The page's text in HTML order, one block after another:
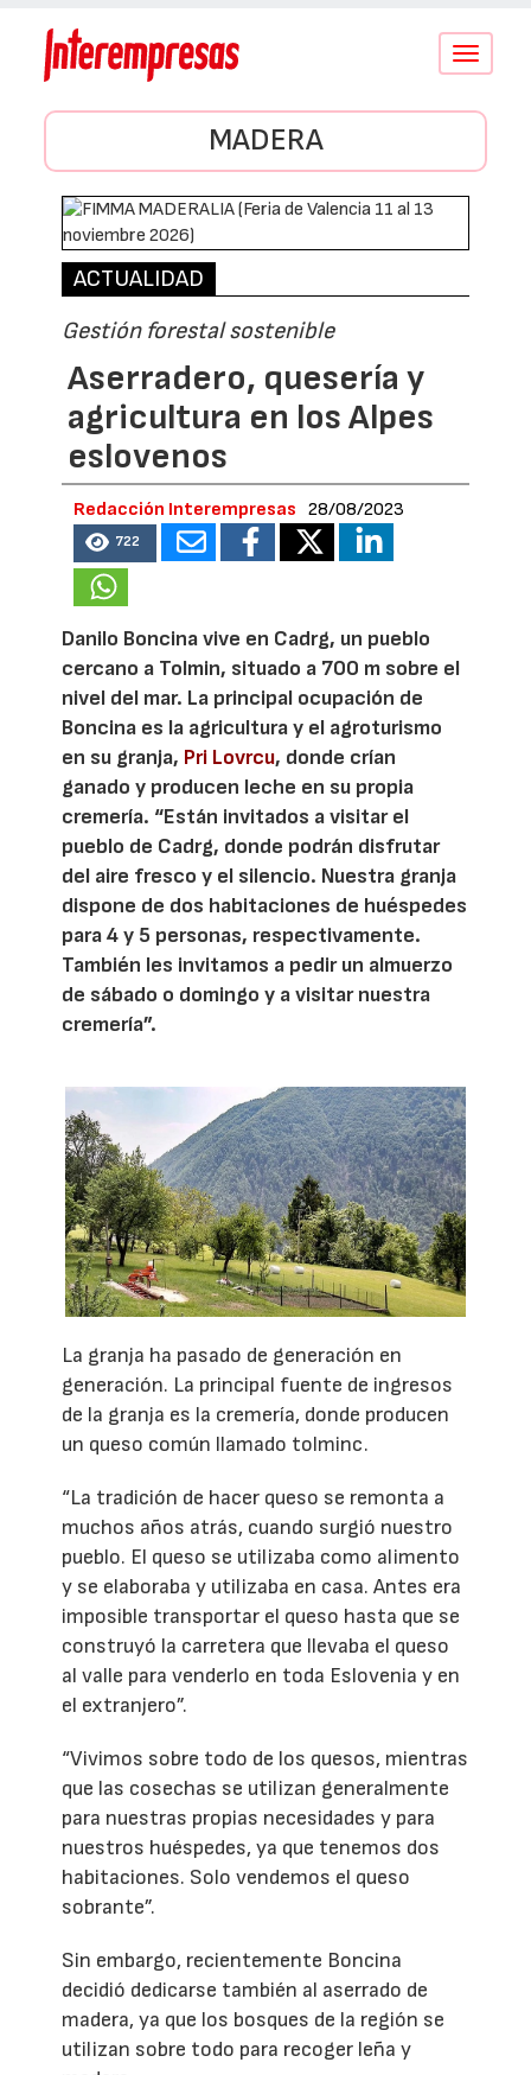
Conmutar
MADERA
ACTUALIDAD
Gestión forestal sostenible
Aserradero, quesería y
agricultura en los Alpes
eslovenos
Redacción Interempresas 28/08/2023
722
Danilo Boncina vive en Cadrg, un pueblo
cercano a Tolmin, situado a 700 m sobre el
nivel del mar. La principal ocupación de
Boncina es la agricultura y el agroturismo
en su granja, Pri Lovrcu, donde crían
ganado y producen leche en su propia
cremería. “Están invitados a visitar el
pueblo de Cadrg, donde podrán disfrutar
del aire fresco y el silencio. Nuestra granja
dispone de dos habitaciones de huéspedes
para 4 y 5 personas, respectivamente.
También les invitamos a pedir un almuerzo
de sábado o domingo y a visitar nuestra
cremería”.
La granja ha pasado de generación en
generación. La principal fuente de ingresos
de la granja es la cremería, donde producen
un queso común llamado tolminc.
“La tradición de hacer queso se remonta a
muchos años atrás, cuando surgió nuestro
pueblo. El queso se utilizaba como alimento
y se elaboraba y utilizaba en casa. Antes era
imposible transportar el queso hasta que se
construyó la carretera que llevaba el queso
al valle para venderlo en toda Eslovenia y en
el extranjero”.
“Vivimos sobre todo de los quesos, mientras
que las cosechas se utilizan generalmente
para nuestras propias necesidades y para
nuestros huéspedes, ya que tenemos dos
habitaciones. Solo vendemos el queso
sobrante”.
Sin embargo, recientemente Boncina
decidió dedicarse también al aserrado de
madera, ya que los bosques de la región se
utilizan sobre todo para recoger leña y